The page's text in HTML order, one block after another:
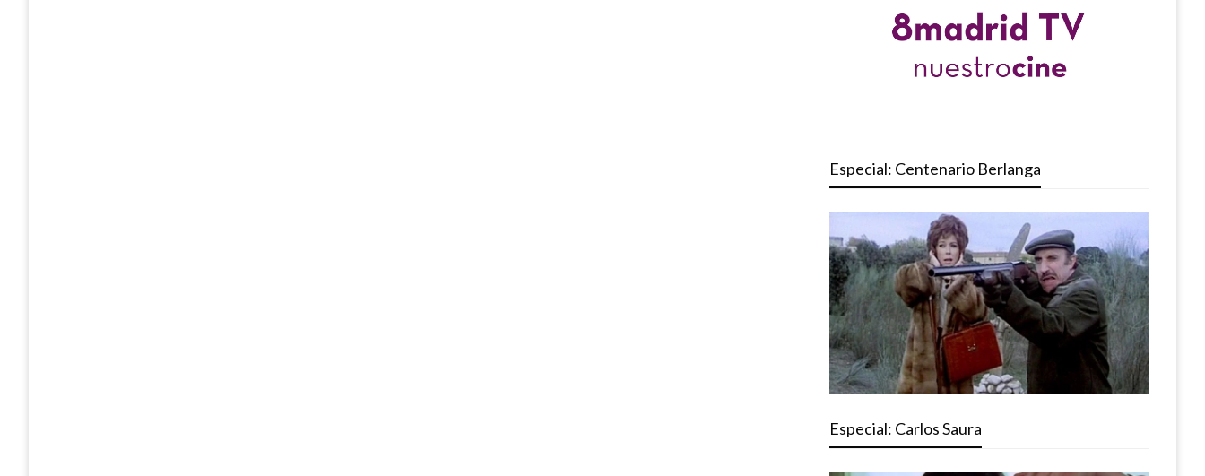
Especial: Centenario Berlanga
Especial: Carlos Saura